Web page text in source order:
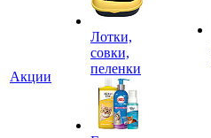
Акции
Лотки,
совки,
пеленки